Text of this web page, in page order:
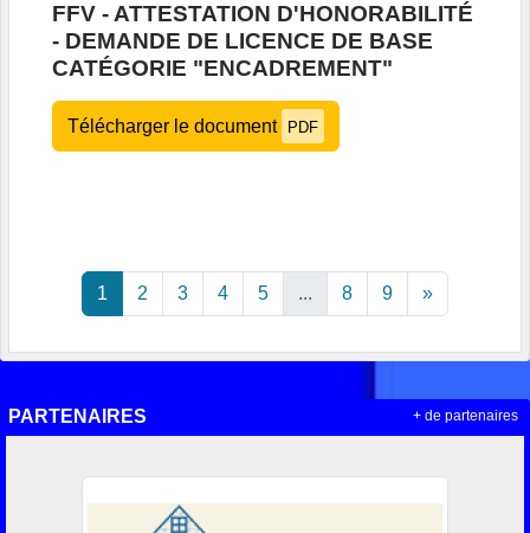
FFV - ATTESTATION D'HONORABILITÉ
- DEMANDE DE LICENCE DE BASE
CATÉGORIE "ENCADREMENT"
Télécharger le document PDF
1 2 3 4 5 ... 8 9 »
PARTENAIRES + de partenaires